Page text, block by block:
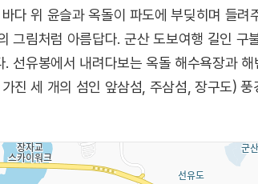
다 위 윤슬과 옥돌이 파도에 부딪히며 들
그림처럼 아름답다. 군산 도보여행 길인 구
선유봉에서 내려다보는 옥돌 해수욕장과
진 세 개의 섬인 앞삼섬, 주삼섬, 장구도)